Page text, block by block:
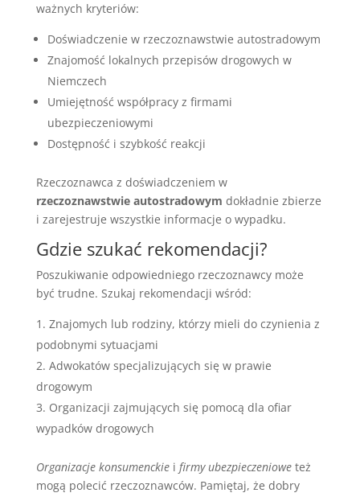
ważnych kryteriów:
Doświadczenie w rzeczoznawstwie autostradowym
Znajomość lokalnych przepisów drogowych w
Niemczech
Umiejętność współpracy z firmami
ubezpieczeniowymi
Dostępność i szybkość reakcji
Rzeczoznawca z doświadczeniem w
rzeczoznawstwie autostradowym dokładnie zbierze
i zarejestruje wszystkie informacje o wypadku.
Gdzie szukać rekomendacji?
Poszukiwanie odpowiedniego rzeczoznawcy może
być trudne. Szukaj rekomendacji wśród:
Znajomych lub rodziny, którzy mieli do czynienia z
podobnymi sytuacjami
Adwokatów specjalizujących się w prawie
drogowym
Organizacji zajmujących się pomocą dla ofiar
wypadków drogowych
Organizacje konsumenckiei firmy ubezpieczenioweteż
mogą polecić rzeczoznawców. Pamiętaj, że dobry